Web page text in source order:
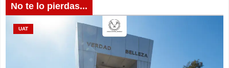
No te lo pierdas...
UAT